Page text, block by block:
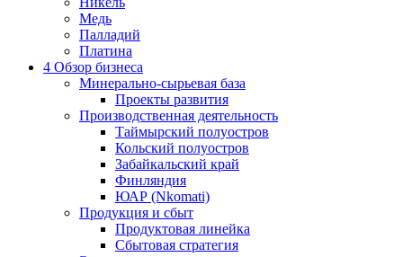
Медь
Палладий
Платина
4 Обзор бизнеса
Минерально-сырьевая база
Проекты развития
Производственная деятельность
Таймырский полуостров
Кольский полуостров
Забайкальский край
Финляндия
ЮАР (Nkomati)
Продукция и сбыт
Продуктовая линейка
Сбытовая стратегия